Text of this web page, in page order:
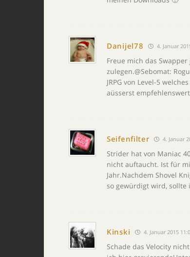
Danijel78 4. Januar
Freue mich das
zulegen.@Sebomat:
JRPG von Level-5
aüsserst
Seifenfilter 4. Januar
Strider hat von Maniac
nicht auftaucht. Ist für
Jahr.Nachdem Shovel
so gewürdigt wird, sollte
Kinski 4. Januar 2015
Schade das Velocity